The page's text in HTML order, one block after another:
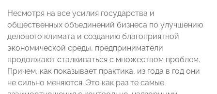
Несмотря на все усилия государства и
общественных объединений бизнеса по улучшению
делового климата и созданию благоприятной
экономической среды, предприниматели
продолжают сталкиваться с множеством проблем.
Причем, как показывает практика, из года в год они
не сильно меняются. Это как раз те самые